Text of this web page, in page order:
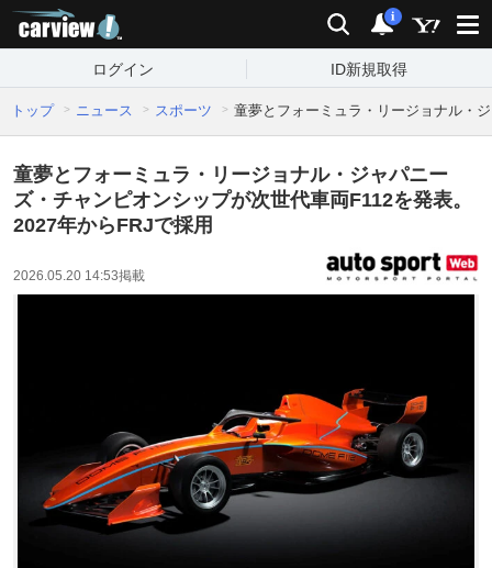
検索 通知
i
ログイン ID新規取得
トップ ニュース スポーツ 童夢とフォーミュラ・リージョナル・
童夢とフォーミュラ・リージョナル・ジャパニー
ズ・チャンピオンシップが次世代車両F112を発表。
2027年からFRJで採用
2026.05.20 14:53掲載